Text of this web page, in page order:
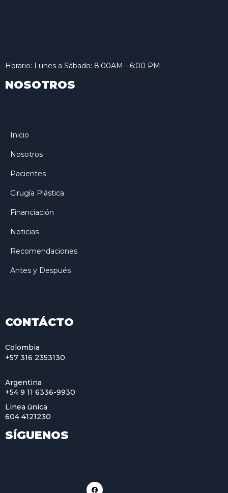
Horario: Lunes a Sábado: 8:00AM - 6:00 PM
NOSOTROS
Inicio
Nosotros
Pacientes
Cirugía Plástica
Financiación
Noticias
Recomendaciones
Antes y Después
CONTÁCTO
Colombia
+57 316 2353130
Argentina
+54 9 11 6336-9930
Linea única
604 4121230
SÍGUENOS